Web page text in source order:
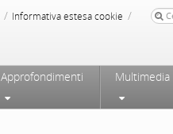
/ Informativa estesa cookie /
Approfondimenti Multimedia